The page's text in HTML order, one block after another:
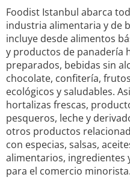
Foodist Istanbul abarca
industria alimentaria y de
incluye desde alimentos
y productos de panadería
preparados, bebidas sin
chocolate, confitería,
ecológicos y saludables.
hortalizas frescas,
pesqueros, leche y
otros productos
con especias, salsas,
alimentarios, ingredientes
para el comercio minorista.